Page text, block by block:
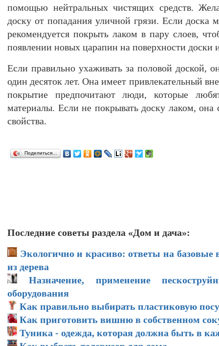
помощью нейтральных чистящих средств.
доску от попадания уличной грязи. Если доска
рекомендуется покрыть лаком в пару слоев,
появлении новых царапин на поверхности доски
Если правильно ухаживать за половой доской,
один десяток лет. Она имеет привлекательный
покрытие предпочитают люди, которые
материалы. Если не покрывать доску лаком, она
свойства.
Поделиться…
Последние советы раздела «Дом и дача»:
Экологично и красиво: ответы на базовые
из дерева
Назначение, применение
оборудования
Как правильно выбирать пластиковую
Как приготовить вишню в собственном
Туника - одежда, которая должна быть в